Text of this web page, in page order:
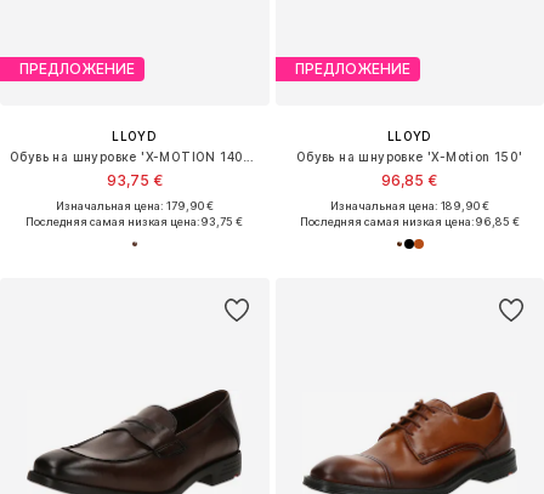
ПРЕДЛОЖЕНИЕ
LLOYD
93,75 €
Изначальная цена: 179,90 €
Последняя самая низкая цена:93,75 €
ПРЕДЛОЖЕНИЕ
LLOYD
Обувь на шнуровке 'X-Motion 150'
96,85 €
Изначальная цена: 189,90 €
Последняя самая низкая цена:96,85 €